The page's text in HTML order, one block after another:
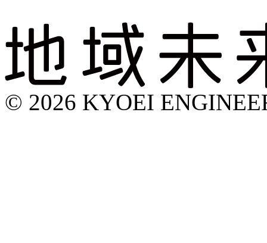
© 2026 KYOEI